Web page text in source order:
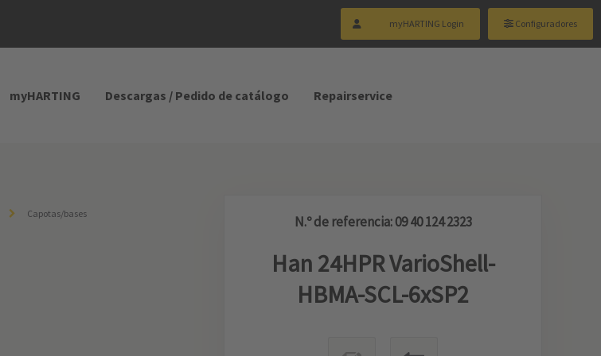
myHARTING Login Configuradores
myHARTING Descargas / Pedido de catálogo Repairservice
Capotas/bases N.º de referencia: 09 40 124 2323
Han 24HPR VarioShell-
HBMA-SCL-6xSP2